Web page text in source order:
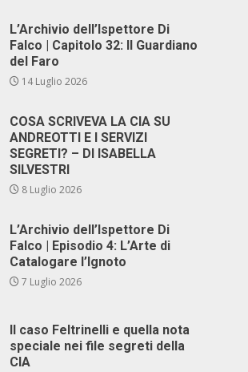
L’Archivio dell’Ispettore Di
Falco | Capitolo 32: Il Guardiano
del Faro
14 Luglio 2026
COSA SCRIVEVA LA CIA SU
ANDREOTTI E I SERVIZI
SEGRETI? – DI ISABELLA
SILVESTRI
8 Luglio 2026
L’Archivio dell’Ispettore Di
Falco | Episodio 4: L’Arte di
Catalogare l’Ignoto
7 Luglio 2026
Il caso Feltrinelli e quella nota
speciale nei file segreti della
CIA